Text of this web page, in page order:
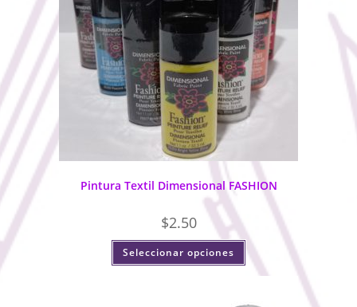
Pintura Textil Dimensional FASHION
$2.50
Seleccionar opciones